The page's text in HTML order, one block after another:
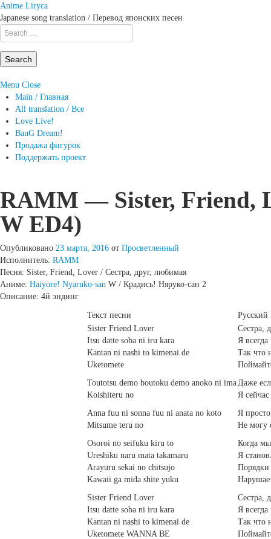
Anime Liryca
Japanese song translation / Перевод японских песен
Search
on:
Menu Close
Main / Главная
All translation / Все
Love Live!
BanG Dream!
Продажа фигурок
Поддержать проект
RAMM — Sister, Friend,
W ED4)
Опубликовано 23 марта, 2016 от Просветленный
Исполнитель: RAMM
Песня: Sister, Friend, Lover / Сестра, друг, любимая
Аниме: Haiyore! Nyaruko-san W / Крадись! Няруко-сан 2
Описание: 4й эндинг
Текст песни
Русский
Sister Friend Lover
Itsu datte soba ni iru kara
Kantan ni nashi to kimenai de
Uketomete
Toutotsu demo boutoku demo anoko ni ima
Koishiteru no
Anna fuu ni sonna fuu ni anata no koto
Mitsume teru no
Osoroi no seifuku kiru to
Ureshiku naru mata takamaru
Arayuru sekai no chitsujo
Kawaii ga mida shite yuku
Sister Friend Lover
Itsu datte soba ni iru kara
Kantan ni nashi to kimenai de
Uketomete WANNA BE
Сестра,
Я
Так что
Даже
Я
Я
Не могу
Когда
Я
Сестра,
Я
Так что